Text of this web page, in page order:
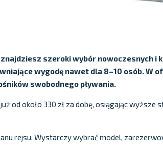
szeroki wybór nowoczesnych i
wygodę nawet dla 8–10 osób. W
swobodnego pływania.
od około 330 zł za dobę, osiągając wyższe
rejsu. Wystarczy wybrać model,